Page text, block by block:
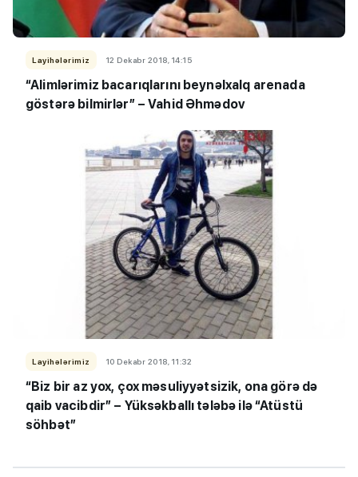
Layihələrimiz 12 Dekabr 2018, 14:15
“Alimlərimiz bacarıqlarını beynəlxalq arenada
göstərə bilmirlər” – Vahid Əhmədov
Layihələrimiz 10 Dekabr 2018, 11:32
“Biz bir az yox, çox məsuliyyətsizik, ona görə də
qaib vacibdir” – Yüksəkballı tələbə ilə “Atüstü
söhbət”